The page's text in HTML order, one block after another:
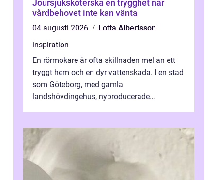
Joursjuksköterska en trygghet när
vårdbehovet inte kan vänta
04 augusti 2026
Lotta Albertsson
inspiration
En rörmokare är ofta skillnaden mellan ett
tryggt hem och en dyr vattenskada. I en stad
som Göteborg, med gamla
landshövdingehus, nyproducerade